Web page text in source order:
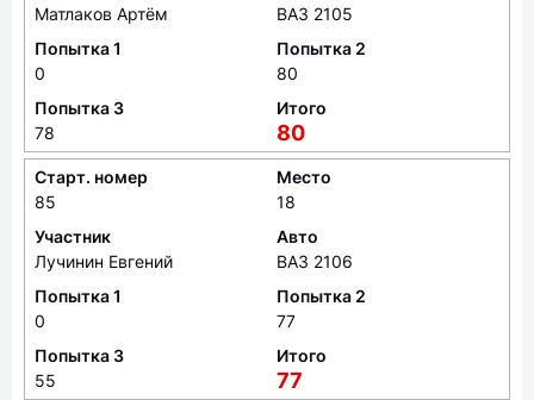
Матлаков Артём
ВАЗ 2105
Попытка 1
0
Попытка 2
80
Попытка 3
78
Итого
80
Старт. номер
85
Место
18
Участник
Лучинин Евгений
Авто
ВАЗ 2106
Попытка 1
0
Попытка 2
77
Попытка 3
55
Итого
77